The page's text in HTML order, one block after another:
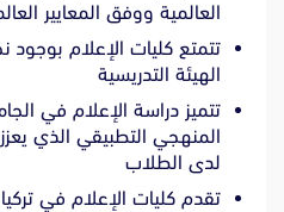
العالمية ووفق المعايير
تتمتع كليات الإعلام بوجود
الهيئة التدريسية
تتميز دراسة الإعلام في
المنهجي التطبيقي الذي
لدى الطلاب
تقدم كليات الإعلام في تركيا